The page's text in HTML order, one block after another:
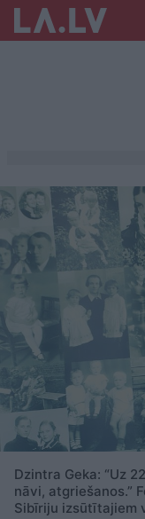
Dzintra Geka: “Uz
nāvi, atgriešanos.”
Sibīriju izsūtītajiem